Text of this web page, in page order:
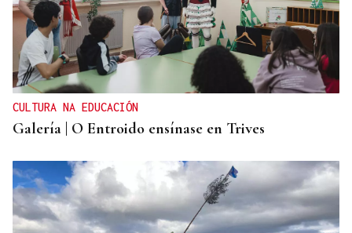
CULTURA NA EDUCACIÓN
Galería | O Entroido ensínase en Trives